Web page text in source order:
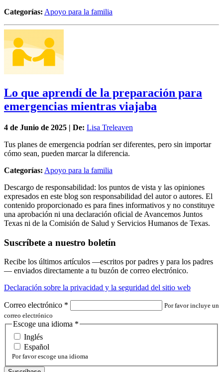
Categorías: Apoyo para la familia
Lo que aprendí de la preparación para
emergencias mientras viajaba
4 de Junio de 2025 | De: Lisa Treleaven
Tus planes de emergencia podrían ser diferentes, pero sin importar
cómo sean, pueden marcar la diferencia.
Categorías: Apoyo para la familia
Descargo de responsabilidad: los puntos de vista y las opiniones
expresados en este blog son responsabilidad del autor o autores. El
contenido proporcionado es para fines informativos y no constituye
una aprobación ni una declaración oficial de Avancemos Juntos
Texas ni de la Comisión de Salud y Servicios Humanos de Texas.
Suscríbete a nuestro boletín
Recibe los últimos artículos —escritos por padres y para los padres
— enviados directamente a tu buzón de correo electrónico.
Declaración sobre la privacidad y la seguridad del sitio web
Correo electrónico *
Por favor incluye un
correo electrónico
Escoge una idioma *
Inglés
Español
Por favor escoge una idioma